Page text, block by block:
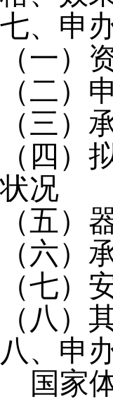
七、申
（一）
（二）
（三）
（四）
状况
（五）
（六）
（七）
（八）
八、申
国家